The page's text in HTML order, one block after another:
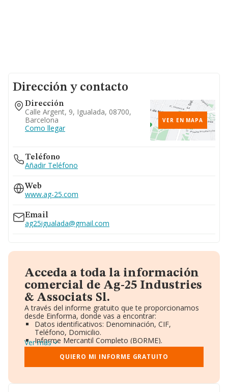
Dirección y contacto
Dirección
Calle Argent, 9, Igualada, 08700,
Barcelona
Como llegar
VER EN MAPA
Teléfono
Añadir Teléfono
Web
www.ag-25.com
Email
ag25igualada@gmail.com
Acceda a toda la información
comercial de Ag-25 Industries
& Associats Sl.
A través del informe gratuito que te proporcionamos
desde Einforma, donde vas a encontrar:
Datos identificativos: Denominación, CIF,
Teléfono, Domicilio.
Informe Mercantil Completo (BORME).
Gráficos de Evolución Ventas y Empleados.
Consejo de Administración y Administradores.
Directivos y Ejecutivos.
Ver más
QUIERO MI INFORME GRATUITO